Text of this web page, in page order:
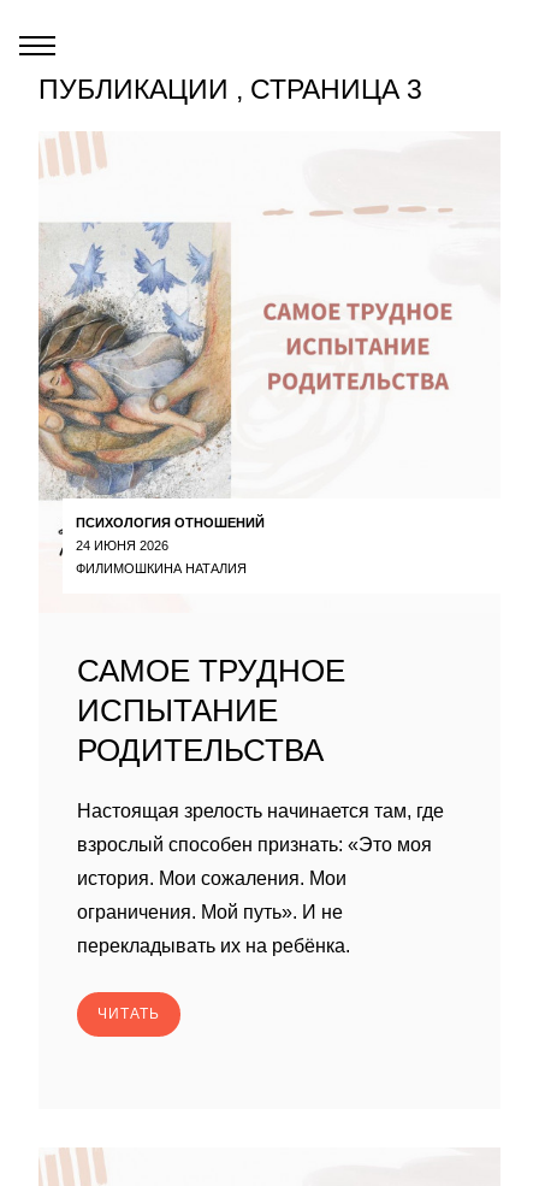
ПУБЛИКАЦИИ , СТРАНИЦА 3
ПСИХОЛОГИЯ ОТНОШЕНИЙ
24 ИЮНЯ 2026
ФИЛИМОШКИНА НАТАЛИЯ
САМОЕ ТРУДНОЕ
ИСПЫТАНИЕ
РОДИТЕЛЬСТВА
Настоящая зрелость начинается там, где
взрослый способен признать: «Это моя
история. Мои сожаления. Мои
ограничения. Мой путь». И не
перекладывать их на ребёнка.
ЧИТАТЬ